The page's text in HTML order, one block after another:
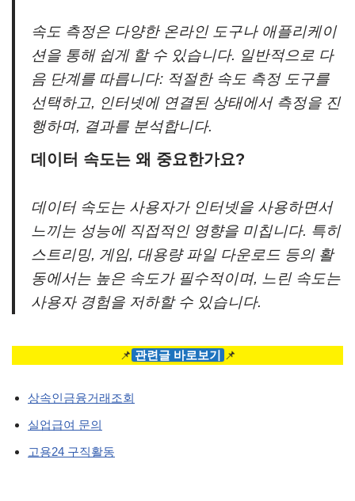
속도 측정은 다양한 온라인 도구나 애플리케이
션을 통해 쉽게 할 수 있습니다. 일반적으로 다
음 단계를 따릅니다: 적절한 속도 측정 도구를
선택하고, 인터넷에 연결된 상태에서 측정을 진
행하며, 결과를 분석합니다.
데이터 속도는 왜 중요한가요?
데이터 속도는 사용자가 인터넷을 사용하면서
느끼는 성능에 직접적인 영향을 미칩니다. 특히
스트리밍, 게임, 대용량 파일 다운로드 등의 활
동에서는 높은 속도가 필수적이며, 느린 속도는
사용자 경험을 저하할 수 있습니다.
📌 관련글 바로보기 📌
상속인금융거래조회
실업급여 문의
고용24 구직활동